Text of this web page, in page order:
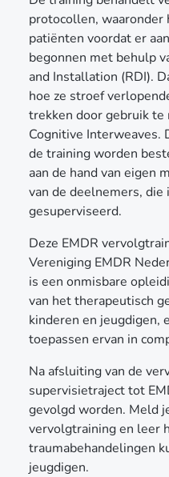
protocollen, waaronder
patiënten voordat er
begonnen met behulp
and Installation (RDI).
hoe ze stroef
trekken door gebruik te
Cognitive Interweaves.
de training worden
aan de hand van eigen
van de deelnemers,
gesuperviseerd.
Deze EMDR
Vereniging EMDR
is een onmisbare
van het therapeutisch
kinderen en jeugdigen,
toepassen ervan in
Na afsluiting van de
supervisietraject tot
gevolgd worden. Meld
vervolgtraining en leer
traumabehandelingen
jeugdigen.